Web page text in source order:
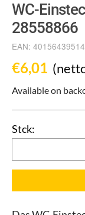
WC-
28558866
EAN:
€6,01
Available on
Einsteckschloss
und